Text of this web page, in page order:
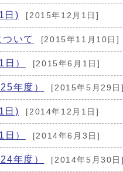
日) [2015年12月1日]
いて [2015年11月10日]
） [2015年6月1日]
年度） [2015年5月29日]
日) [2014年12月1日]
） [2014年6月3日]
年度） [2014年5月30日]